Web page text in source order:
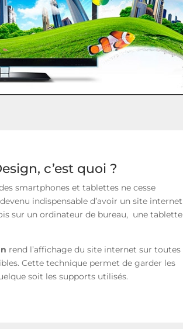
c’est quoi ?
smartphones et tablettes ne cesse
indispensable d’avoir un site internet
sur un ordinateur de bureau, une tablette
rend l’affichage du site internet sur toutes
Cette technique permet de garder les
soit les supports utilisés.